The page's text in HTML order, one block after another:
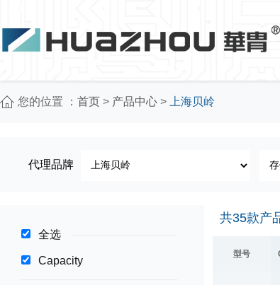
您的位置 ： 首页 > 产品中心 > 上海贝岭
代理品牌
全选
Capacity
共35款产
型号